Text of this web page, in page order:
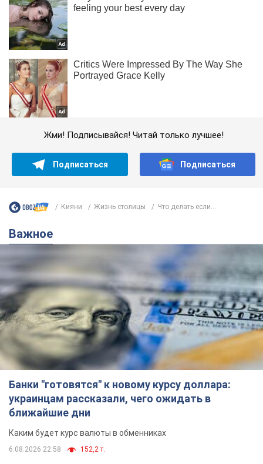
Жми! Подписывайся! Читай только лучшее!
Подписаться Подписаться
Кияни Жизнь столицы Что делать если...
Важное
Банки "готовятся" к новому курсу доллара:
украинцам рассказали, чего ожидать в
ближайшие дни
Каким будет курс валюты в обменниках
6.08.2026 22:58 152,2 т.